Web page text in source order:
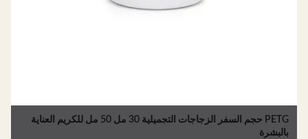
PETG حجم السفر الزجاجات التجميلية 30 مل 50 مل للكريم العناية